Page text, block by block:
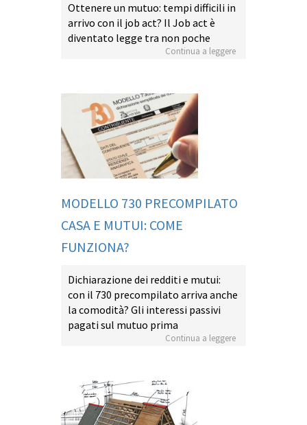
Ottenere un mutuo: tempi difficili in
arrivo con il job act? Il Job act è
diventato legge tra non poche
Continua a leggere
MODELLO 730 PRECOMPILATO
CASA E MUTUI: COME
FUNZIONA?
Dichiarazione dei redditi e mutui:
con il 730 precompilato arriva anche
la comodità? Gli interessi passivi
pagati sul mutuo prima
Continua a leggere